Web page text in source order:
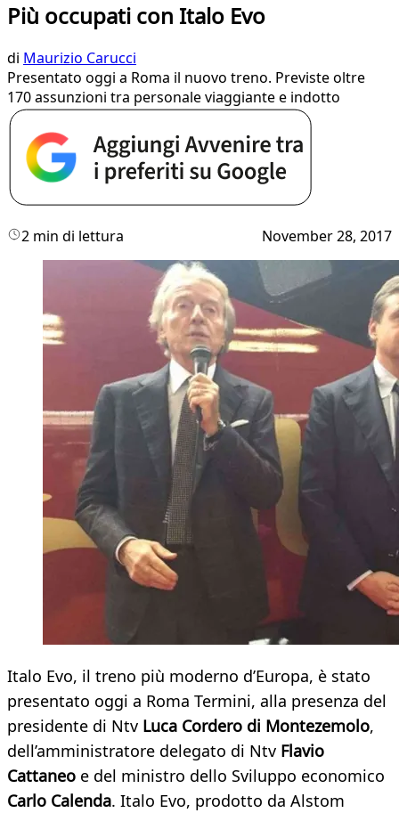
Più occupati con Italo Evo
di Maurizio Carucci
Presentato oggi a Roma il nuovo treno. Previste oltre
170 assunzioni tra personale viaggiante e indotto
2 min di lettura November 28, 2017
Italo Evo, il treno più moderno d’Europa, è stato
presentato oggi a Roma Termini, alla presenza del
presidente di Ntv Luca Cordero di Montezemolo,
dell’amministratore delegato di Ntv Flavio
Cattaneo e del ministro dello Sviluppo economico
Carlo Calenda. Italo Evo, prodotto da Alstom